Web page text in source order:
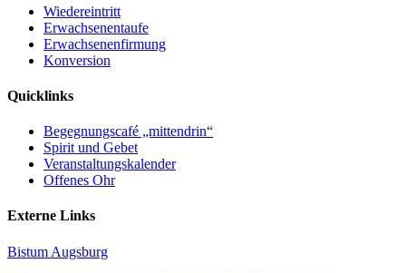
Wiedereintritt
Erwachsenentaufe
Erwachsenenfirmung
Konversion
Quicklinks
Begegnungscafé „mittendrin“
Spirit und Gebet
Veranstaltungskalender
Offenes Ohr
Externe Links
Bistum Augsburg